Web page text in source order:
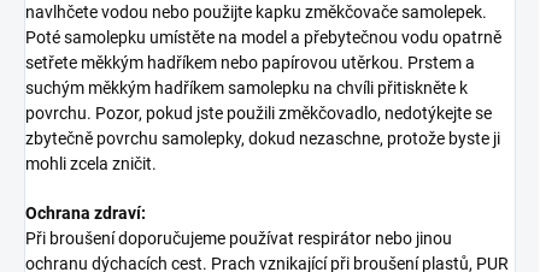
navlhčete vodou nebo použijte kapku změkčovače samolepek.
Poté samolepku umístěte na model a přebytečnou vodu opatrně
setřete měkkým hadříkem nebo papírovou utěrkou. Prstem a
suchým měkkým hadříkem samolepku na chvíli přitiskněte k
povrchu. Pozor, pokud jste použili změkčovadlo, nedotýkejte se
zbytečně povrchu samolepky, dokud nezaschne, protože byste ji
mohli zcela zničit.
Ochrana zdraví:
Při broušení doporučujeme používat respirátor nebo jinou
ochranu dýchacích cest. Prach vznikající při broušení plastů, PUR